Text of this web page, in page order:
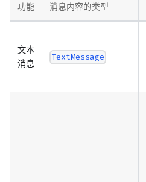
功能 消息内容的类型
文本
消息
TextMessage